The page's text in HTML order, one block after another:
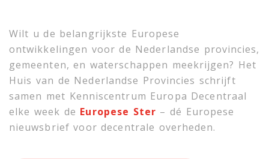
Wilt u de belangrijkste Europese
ontwikkelingen voor de Nederlandse provincies,
gemeenten, en waterschappen meekrijgen? Het
Huis van de Nederlandse Provincies schrijft
samen met Kenniscentrum Europa Decentraal
elke week de Europese Ster – dé Europese
nieuwsbrief voor decentrale overheden.